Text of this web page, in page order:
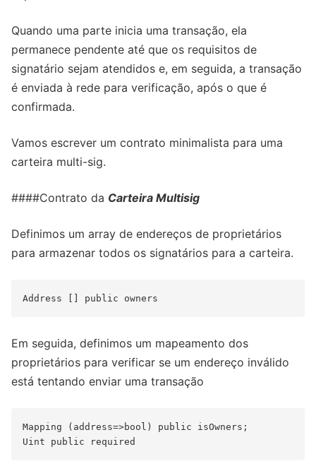
Quando uma parte inicia uma transação, ela
permanece pendente até que os requisitos de
signatário sejam atendidos e, em seguida, a transação
é enviada à rede para verificação, após o que é
confirmada.
Vamos escrever um contrato minimalista para uma
carteira multi-sig.
####Contrato da Carteira Multisig
Definimos um array de endereços de proprietários
para armazenar todos os signatários para a carteira.
Em seguida, definimos um mapeamento dos
proprietários para verificar se um endereço inválido
está tentando enviar uma transação
Mapping (address=>bool) public isOwners;